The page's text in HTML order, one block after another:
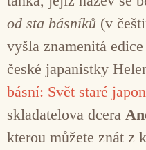
od sta básníků (v
vyšla znamenitá
české japanistky
básní: Svět staré
skladatelova dcera
kterou můžete znát z